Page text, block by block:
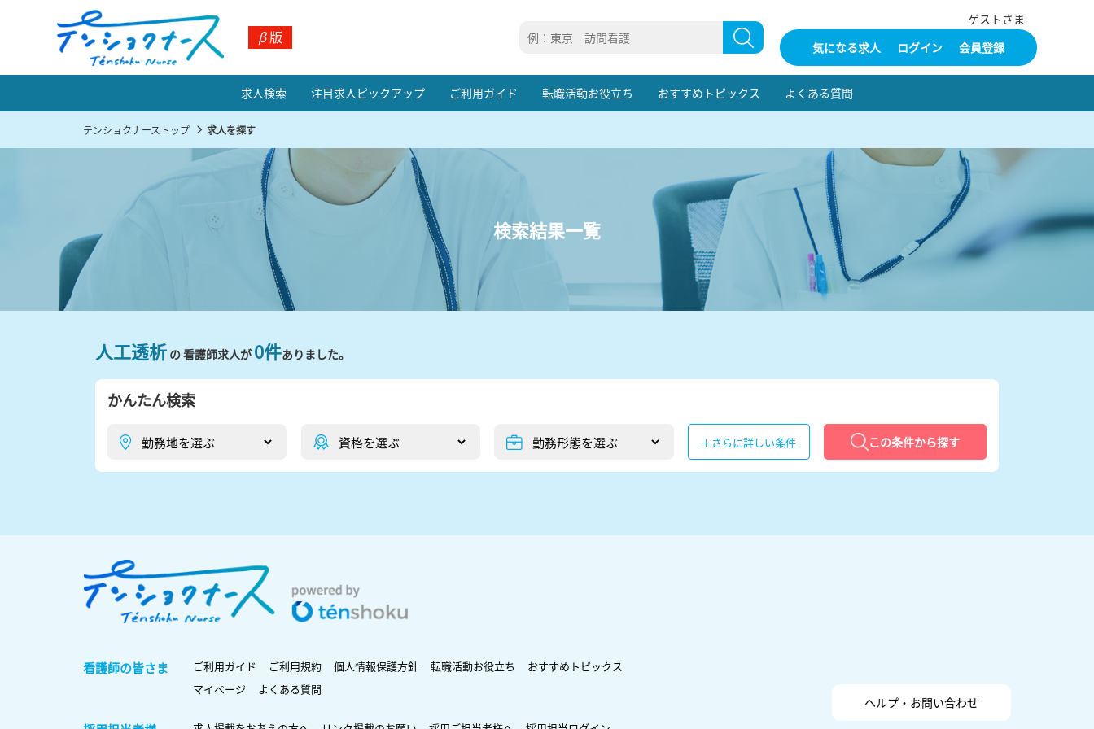
β版
ゲストさま
気になる求人
ログイン 会員登録
求人検索 注目求人ピックアップ ご利用ガイド 転職活動お役立ち おすすめトピックス よくある質問
テンショクナーストップ 求人を探す
検索結果一覧
人工透析 の 看護師求人が 0件ありました。
かんたん検索
＋さらに詳しい条件 この条件から探す
看護師の皆さま ご利用ガイド ご利用規約 個人情報保護方針 転職活動お役立ち
おすすめトピックス
マイページ
よくある質問
ヘルプ・お問い合わせ